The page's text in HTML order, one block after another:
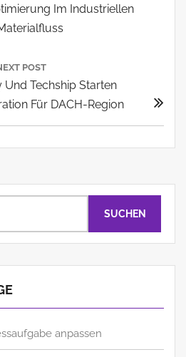
Im Industriellen
POST
Und Techship Starten
Für DACH-Region
anpassen